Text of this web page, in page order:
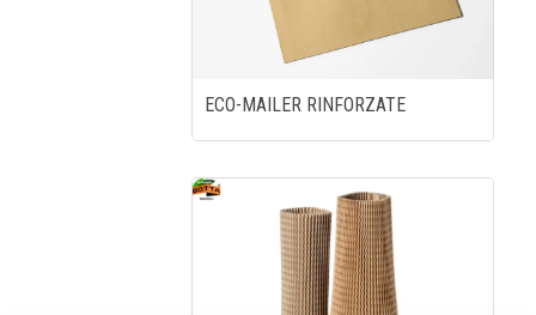
ECO-MAILER RINFORZATE